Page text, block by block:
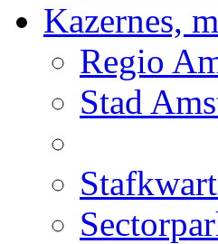
Kazernes,
Regio
Stad